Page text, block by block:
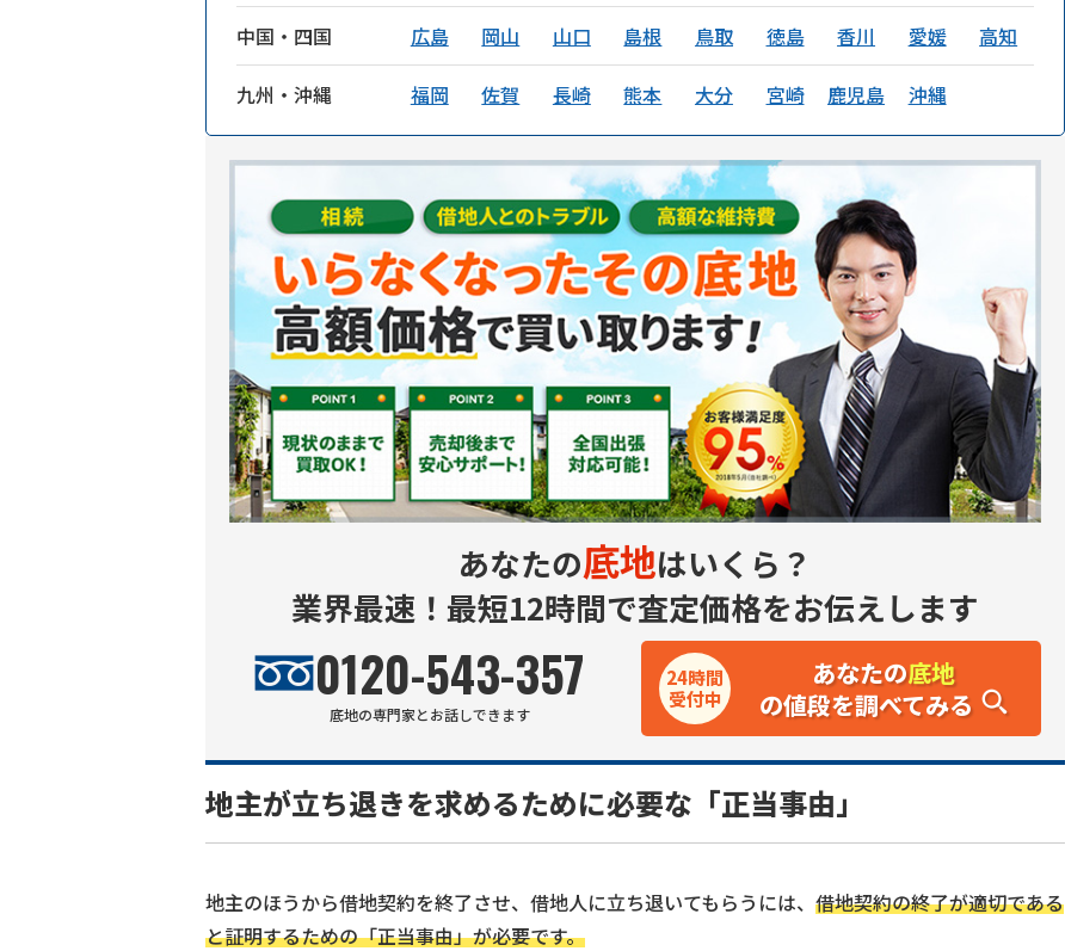
中国・四国 広島 岡山 山口 島根 鳥取 徳島 香川 愛媛 高知
九州・沖縄 福岡 佐賀 長崎 熊本 大分 宮崎 鹿児島 沖縄
あなたの底地はいくら？
業界最速！最短12時間で査定価格をお伝えします
0120-543-357
底地の専門家とお話しできます
あなたの底地
の値段を調べてみる
24時間
受付中
地主が立ち退きを求めるために必要な「正当事由」
地主のほうから借地契約を終了させ、借地人に立ち退いてもらうには、 借地契約の終了が適切である
と証明するための「正当事由」が必要です。